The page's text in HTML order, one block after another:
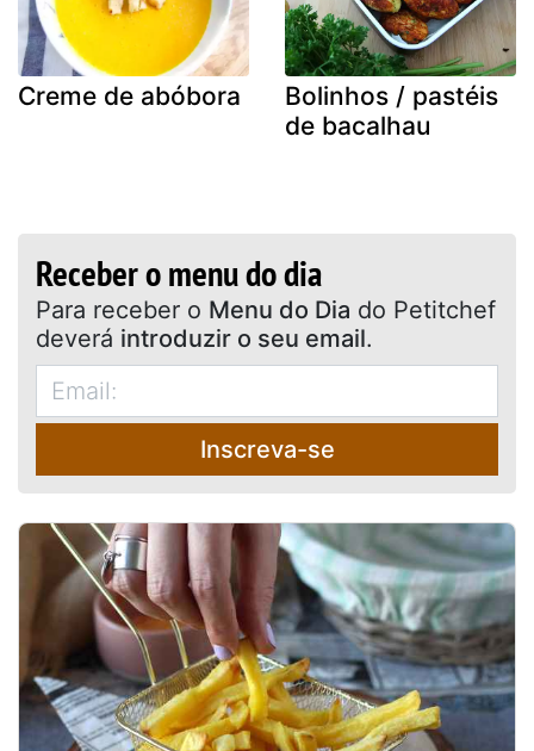
Creme de abóbora
Bolinhos / pastéis
de bacalhau
Receber o menu do dia
Para receber o Menu do Dia do Petitchef
deverá introduzir o seu email.
Inscreva-se